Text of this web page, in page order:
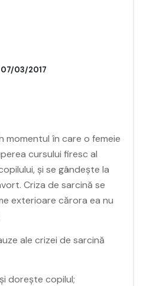
07/03/2017
momentul în care o femeie
cursului firesc al
și se gândește la
Criza de sarcină se
exterioare cărora ea nu
ale crizei de sarcină
dorește copilul;